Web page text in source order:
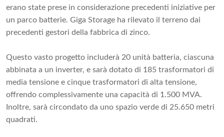
erano state prese in considerazione precedenti iniziative per
un parco batterie. Giga Storage ha rilevato il terreno dai
precedenti gestori della fabbrica di zinco.
Questo vasto progetto includerà 20 unità batteria, ciascuna
abbinata a un inverter, e sarà dotato di 185 trasformatori di
media tensione e cinque trasformatori di alta tensione,
offrendo complessivamente una capacità di 1.500 MVA.
Inoltre, sarà circondato da uno spazio verde di 25.650 metri
quadrati.